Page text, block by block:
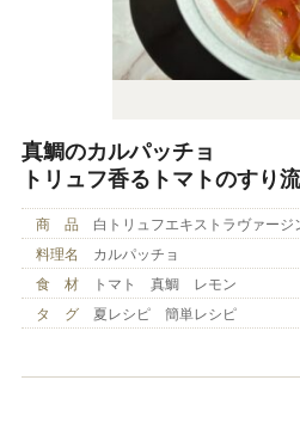
真鯛のカルパッチョ
トリュフ香るトマトのすり
商 品
白トリュフエキストラヴァージ
料理名
カルパッチョ
食 材
トマト 真鯛 レモン
タ グ
夏レシピ 簡単レシピ